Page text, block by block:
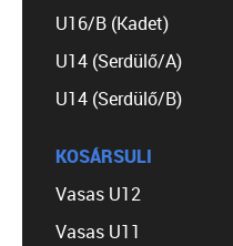
U16/B (Kadet)
U14 (Serdülő/A)
U14 (Serdülő/B)
KOSÁRSULI
Vasas U12
Vasas U11